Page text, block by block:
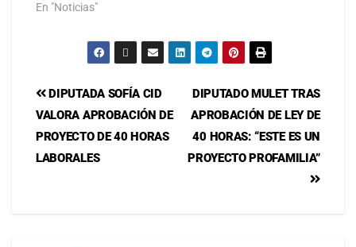
En "Noticias"
DIPUTADO MULET TRAS
APROBACIÓN DE LEY DE
40 HORAS: “ESTE ES UN
PROYECTO PROFAMILIA”
DIPUTADA SOFÍA CID
VALORA APROBACIÓN DE
PROYECTO DE 40 HORAS
LABORALES